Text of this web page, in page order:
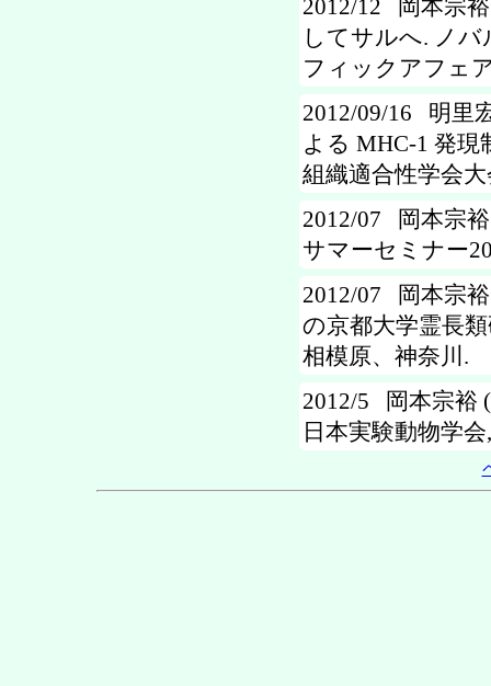
2012/12 岡本宗
してサルへ. ノ
フィックアフェ
2012/09/16 明里
よる MHC-1 発現
組織適合性学会
2012/07 岡本宗
サマーセミナー
2012/07 岡本宗
の京都大学霊長
相模原、神奈川.
2012/5 岡本宗裕
日本実験動物学